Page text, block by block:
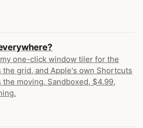
one-click window tiler for the
the grid, and Apple's own Shortcuts
moving. Sandboxed, $4.99,